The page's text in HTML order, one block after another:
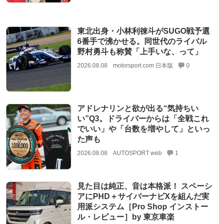
東北出身・小林利徠斗がSUGO戦予選
6番手で沸かせる。同世代のライバル
野村勇斗も称賛「上手いな、って」
2026.08.08 motorsport.com 日本版 0
アドレナリンと欲が出る“気持ちい
い”Q3。ドライバーからは「全戦これ
でいい」や「台数を増やして」といっ
た声も
2026.08.08 AUTOSPORT web 1
見た目は純正、音は本格派！ スペーシ
アにPHD＋サイバーナビXを組んだ実
用派システム［Pro Shop インストー
ル・レビュー］by 東京車楽